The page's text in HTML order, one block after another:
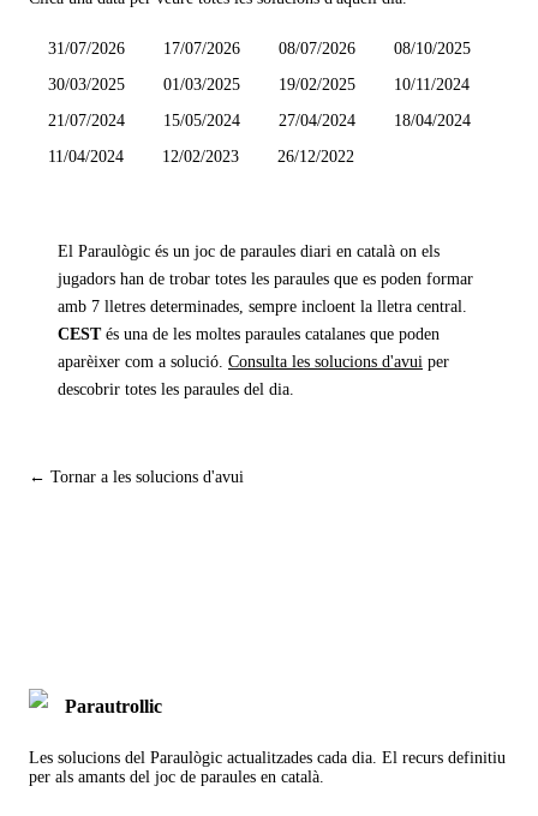
31/07/2026 17/07/2026 08/07/2026
08/10/2025
30/03/2025
01/03/2025 19/02/2025
10/11/2024
21/07/2024
15/05/2024 27/04/2024
18/04/2024
11/04/2024
12/02/2023 26/12/2022
El Paraulògic és un joc de paraules diari en català on els
jugadors han de trobar totes les paraules que es poden formar
amb 7 lletres determinades, sempre incloent la lletra central.
CESTés una de les moltes paraules catalanes que poden
aparèixer com a solució. Consulta les solucions d'avui per
descobrir totes les paraules del dia.
← Tornar a les solucions d'avui
Parautrollic
Les solucions del Paraulògic actualitzades cada dia. El recurs definitiu
per als amants del joc de paraules en català.